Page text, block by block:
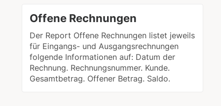
Offene Rechnungen
Der Report Offene Rechnungen listet jeweils
für Eingangs- und Ausgangsrechnungen
folgende Informationen auf: Datum der
Rechnung. Rechnungsnummer. Kunde.
Gesamtbetrag. Offener Betrag. Saldo.